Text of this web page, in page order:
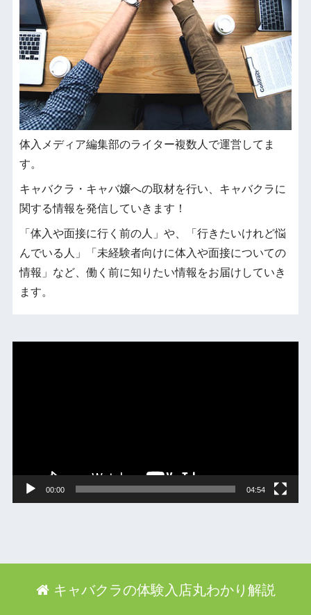
体入メディア編集部のライター複数人で運営してま
す。
キャバクラ・キャバ嬢への取材を行い、キャバクラに
関する情報を発信していきます！
「体入や面接に行く前の人」や、「行きたいけれど悩
んでいる人」「未経験者向けに体入や面接についての
情報」など、働く前に知りたい情報をお届けしていき
ます。
00:00 04:54
キャバクラの体験入店丸わかり解説